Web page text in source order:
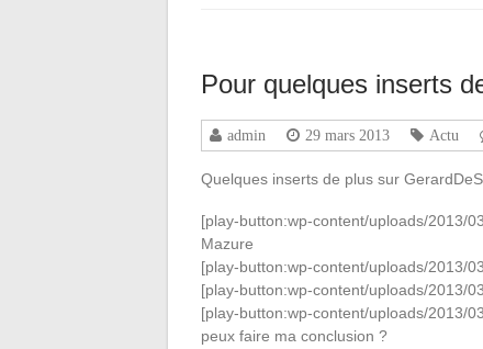
Pour quelques inserts
admin 29 mars 2013 Actu
Quelques inserts de plus sur
[play-button:wp-content/uploads/2013/
Mazure
[play-button:wp-content/uploads/2013/
[play-button:wp-content/uploads/2013/
[play-button:wp-content/uploads/2013/
peux faire ma conclusion ?